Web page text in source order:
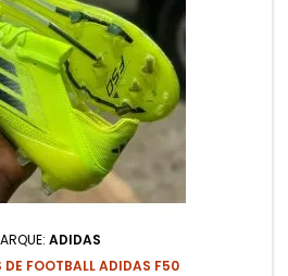
ADIDAS
DE FOOTBALL ADIDAS F50